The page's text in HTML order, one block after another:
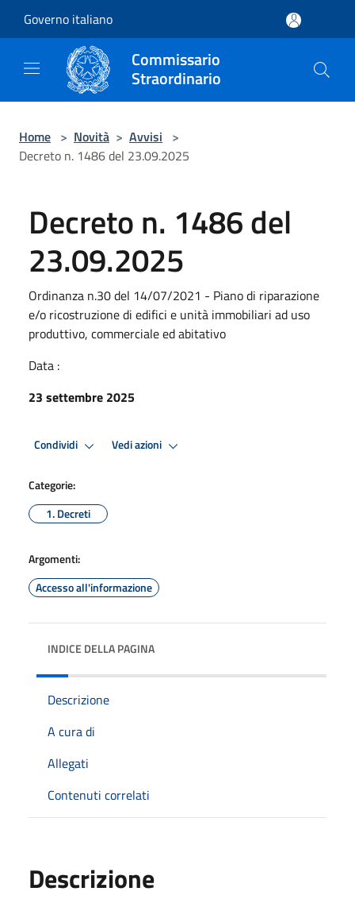
Governo italiano
Commissario
Straordinario
Home > Novità > Avvisi >
Decreto n. 1486 del 23.09.2025
Decreto n. 1486 del
23.09.2025
Ordinanza n.30 del 14/07/2021 - Piano di riparazione
e/o ricostruzione di edifici e unità immobiliari ad uso
produttivo, commerciale ed abitativo
Data :
23 settembre 2025
Condividi Vedi azioni
Categorie:
1. Decreti
Argomenti:
Accesso all'informazione
INDICE DELLA PAGINA
Descrizione
A cura di
Allegati
Contenuti correlati
Descrizione